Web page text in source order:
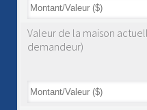
Valeur de la maison
demandeur)